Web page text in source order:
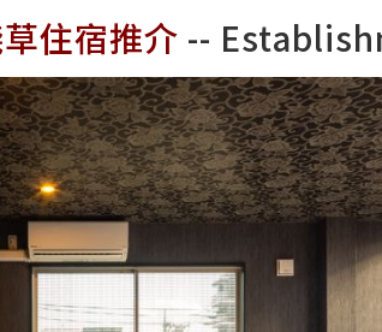
住宿推介 --